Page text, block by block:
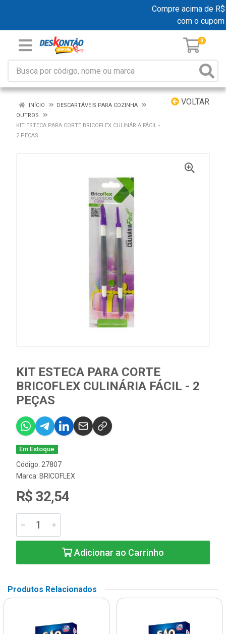
Compre acima de
com o cupom
0
VOLTAR
INÍCIO
DESCARTÁVEIS PARA COZINHA
OUTROS
KIT ESTECA PARA CORTE BRICOFLEX CULINÁRIA FÁCIL -
2 PEÇAS
KIT ESTECA PARA CORTE
BRICOFLEX CULINÁRIA FÁCIL - 2
PEÇAS
Em Estoque
Código: 27807
Marca: BRICOFLEX
R$ 32,54
Adicionar ao Carrinho
Produtos Relacionados